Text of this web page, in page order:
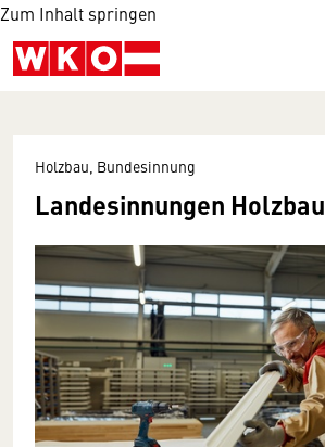
Zum Inhalt springen
Holzbau, Bundesinnung
Landesinnungen Holzbau